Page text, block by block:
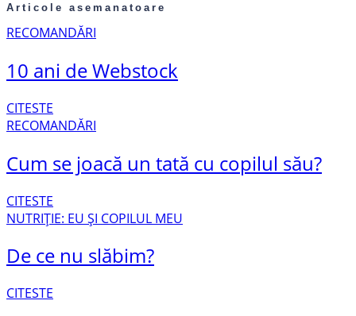
Articole asemanatoare
RECOMANDĂRI
10 ani de Webstock
CITESTE
RECOMANDĂRI
Cum se joacă un tată cu copilul său?
CITESTE
NUTRIȚIE: EU ȘI COPILUL MEU
De ce nu slăbim?
CITESTE